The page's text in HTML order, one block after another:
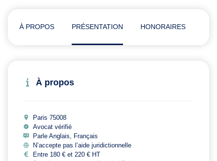
À PROPOS PRÉSENTATION HONORAIRES
À propos
Paris 75008
Avocat vérifié
Parle Anglais, Français
N’accepte pas l’aide juridictionnelle
Entre 180 € et 220 € HT